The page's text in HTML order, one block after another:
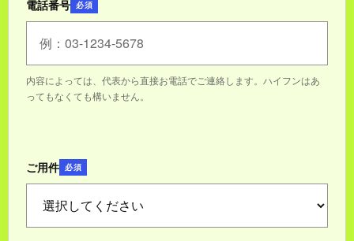
電話番号 必須
内容によっては、代表から直接お電話でご連絡します。ハイフンはあ
ってもなくても構いません。
ご用件 必須